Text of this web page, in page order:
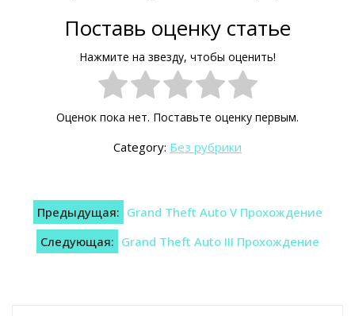
Поставь оценку статье
Нажмите на звезду, чтобы оценить!
Оценок пока нет. Поставьте оценку первым.
Category: Без рубрики
Навигация
по
записям
Предыдущая: Grand Theft Auto V Прохождение
Следующая: Grand Theft Auto III Прохождение